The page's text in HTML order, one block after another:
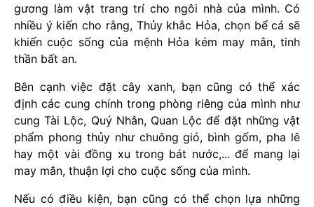
gương làm vật trang trí cho ngôi nhà của mình. Có
nhiều ý kiến cho rằng, Thủy khắc Hỏa, chọn bể cá sẽ
khiến cuộc sống của mệnh Hỏa kém may mắn, tinh
thần bất an.
Bên cạnh việc đặt cây xanh, bạn cũng có thể xác
định các cung chính trong phòng riêng của mình như
cung Tài Lộc, Quý Nhân, Quan Lộc để đặt những vật
phẩm phong thủy như chuông gió, bình gốm, pha lê
hay một vài đồng xu trong bát nước,... để mang lại
may mắn, thuận lợi cho cuộc sống của mình.
Nếu có điều kiện, bạn cũng có thể chọn lựa những